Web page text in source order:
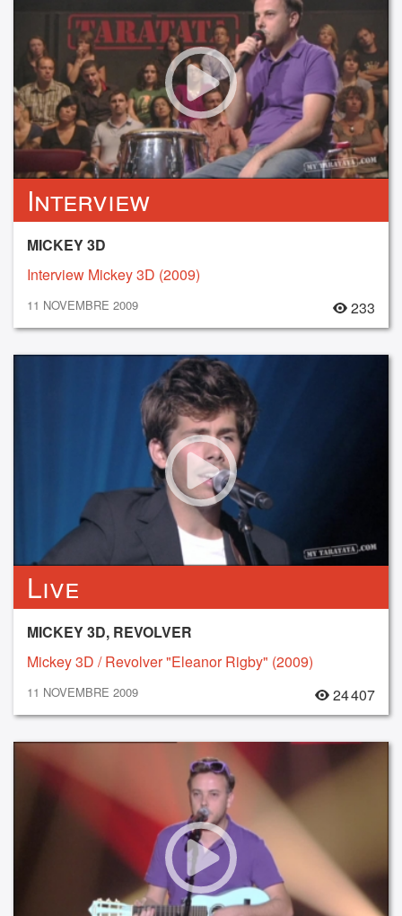
Interview
MICKEY 3D
Interview Mickey 3D (2009)
11 NOVEMBRE 2009 233
Live
MICKEY 3D, REVOLVER
Mickey 3D / Revolver "Eleanor Rigby" (2009)
11 NOVEMBRE 2009 24 407